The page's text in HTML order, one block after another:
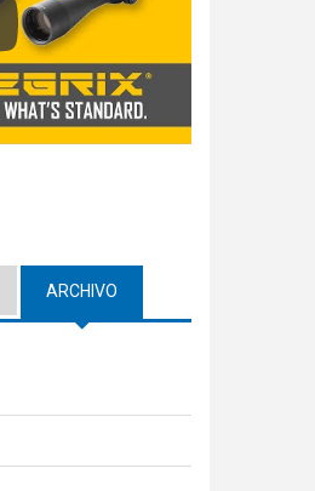
ARCHIVO